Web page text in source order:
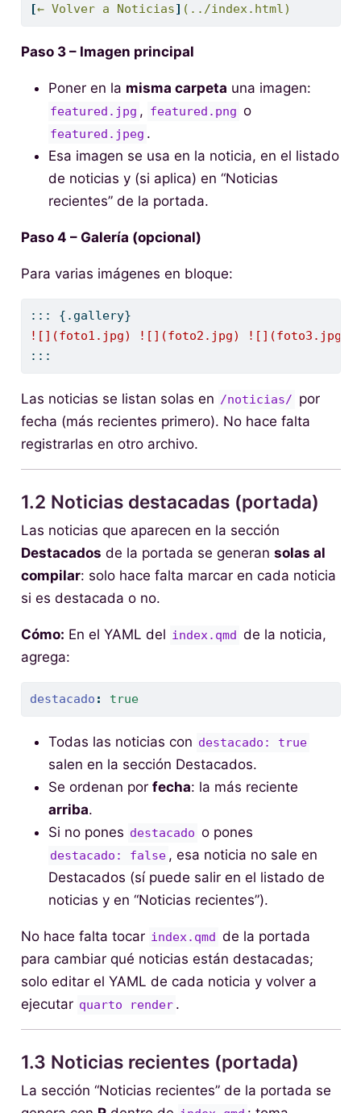
[← Volver a Noticias] (../index.html)
Paso 3 – Imagen principal
Poner en la misma carpeta una imagen:
featured.jpg , featured.png o
featured.jpeg .
Esa imagen se usa en la noticia, en el listado
de noticias y (si aplica) en “Noticias
recientes” de la portada.
Paso 4 – Galería (opcional)
Para varias imágenes en bloque:
::: {.gallery}
![](foto1.jpg)
![](foto2.jpg)
![](foto3.jpg)
:::
Las noticias se listan solas en /noticias/ por
fecha (más recientes primero). No hace falta
registrarlas en otro archivo.
1.2 Noticias destacadas (portada)
Las noticias que aparecen en la sección
Destacados de la portada se generan solas al
compilar: solo hace falta marcar en cada noticia
si es destacada o no.
Cómo: En el YAML del index.qmd de la noticia,
agrega:
destacado : true
Todas las noticias con destacado: true
salen en la sección Destacados.
Se ordenan por fecha: la más reciente
arriba.
Si no pones destacado o pones
destacado: false , esa noticia no sale en
Destacados (sí puede salir en el listado de
noticias y en “Noticias recientes”).
No hace falta tocar index.qmd de la portada
para cambiar qué noticias están destacadas;
solo editar el YAML de cada noticia y volver a
ejecutar quarto render .
1.3 Noticias recientes (portada)
La sección “Noticias recientes” de la portada se